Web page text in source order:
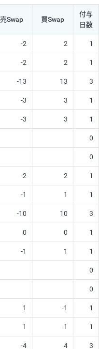
売Swap 買Swap
付与
日数
-2 2 1
-2 2 1
-13 13 3
-3 3 1
-3 3 1
0
0
-2 2 1
-1 1 1
-10 10 3
0 0 1
-1 1 1
0
0
1 -1 1
1 -1 1
-4 4 3